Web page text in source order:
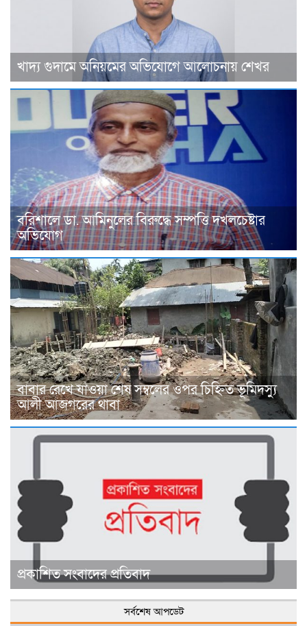
খাদ্য গুদামে অনিয়মের অভিযোগে আলোচনায় শেখর
বরিশালে ডা. আমিনুলের বিরুদ্ধে সম্পত্তি দখলচেষ্টার
অভিযোগ
বাবার রেখে যাওয়া শেষ সম্বলের ওপর চিহ্নিত ভূমিদস্যু
আলী আজগরের থাবা
প্রকাশিত সংবাদের প্রতিবাদ
সর্বশেষ আপডেট